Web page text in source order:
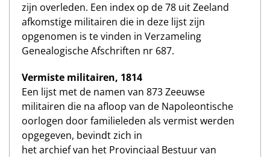
zijn overleden. Een index op de 78 uit Zeeland
afkomstige militairen die in deze lijst zijn
opgenomen is te vinden in Verzameling
Genealogische Afschriften nr 687.
Vermiste militairen, 1814
Een lijst met de namen van 873 Zeeuwse
militairen die na afloop van de Napoleontische
oorlogen door familieleden als vermist werden
opgegeven, bevindt zich in
het archief van het Provinciaal Bestuur van